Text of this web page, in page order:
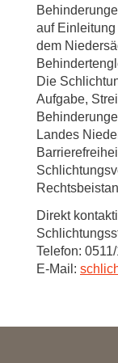
auf
dem
Die
Aufgabe,
Landes
Direkt
Telefon:
E-Mail: